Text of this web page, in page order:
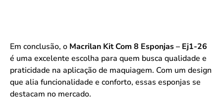
Em conclusão, o Macrilan Kit Com 8 Esponjas – Ej1-26
é uma excelente escolha para quem busca qualidade e
praticidade na aplicação de maquiagem. Com um design
que alia funcionalidade e conforto, essas esponjas se
destacam no mercado.